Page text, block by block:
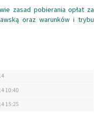
zasad pobierania opłat za
oraz warunków i trybu
10:40
15:25